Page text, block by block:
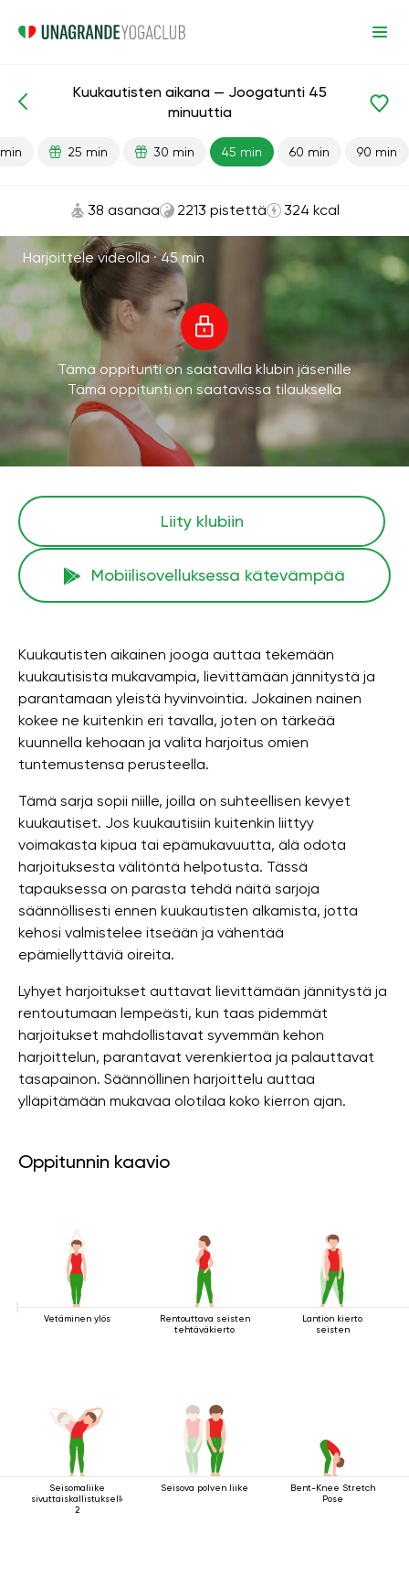
Kuukautiset
Kuukautisten aikana — Joogatunti 45
minuuttia
25 min 30 min 45 min 60 min 90 min
38 asanaa 2213 pistettä 324 kcal
Harjoittele videolla ·45 min
Tämä oppitunti on saatavilla klubin jäsenille
Tämä oppitunti on saatavissa tilauksella
Liity klubiin
Mobiilisovelluksessa kätevämpää
Kuukautisten aikainen jooga auttaa tekemään
kuukautisista mukavampia, lievittämään jännitystä ja
parantamaan yleistä hyvinvointia. Jokainen nainen
kokee ne kuitenkin eri tavalla, joten on tärkeää
kuunnella kehoaan ja valita harjoitus omien
tuntemustensa perusteella.
Tämä sarja sopii niille, joilla on suhteellisen kevyet
kuukautiset. Jos kuukautisiin kuitenkin liittyy
voimakasta kipua tai epämukavuutta, älä odota
harjoituksesta välitöntä helpotusta. Tässä
tapauksessa on parasta tehdä näitä sarjoja
säännöllisesti ennen kuukautisten alkamista, jotta
kehosi valmistelee itseään ja vähentää
epämiellyttäviä oireita.
Lyhyet harjoitukset auttavat lievittämään jännitystä ja
rentoutumaan lempeästi, kun taas pidemmät
harjoitukset mahdollistavat syvemmän kehon
harjoittelun, parantavat verenkiertoa ja palauttavat
tasapainon. Säännöllinen harjoittelu auttaa
ylläpitämään mukavaa olotilaa koko kierron ajan.
Oppitunnin kaavio
Vetäminen ylös
Rentouttava seisten
tehtäväkierto
Lantion kierto
seisten
Seisomaliike
sivuttaiskallistuksella
2
Seisova polven liike
Bent-Knee Stretch
Pose